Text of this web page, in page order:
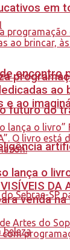
encontro
futuro do
em
ao
e ao
lança o
DA
venda na